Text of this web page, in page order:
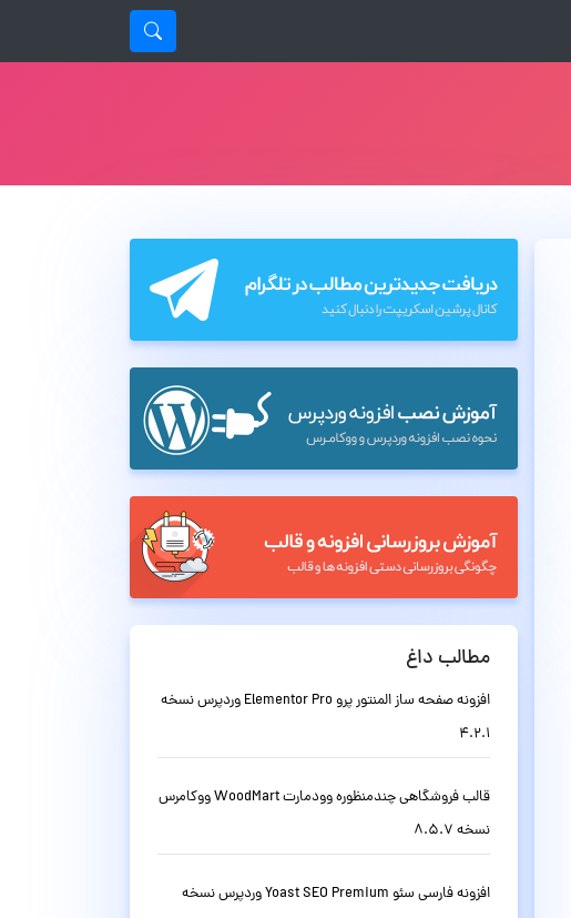
مطالب داغ
افزونه صفحه ساز المنتور پرو Elementor Pro وردپرس نسخه
4.2.1
قالب فروشگاهی چندمنظوره وودمارت WoodMart ووکامرس
نسخه 8.5.7
افزونه فارسی سئو Yoast SEO Premium وردپرس نسخه